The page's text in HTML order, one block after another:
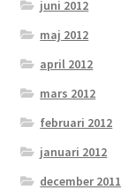
juni 2012
maj 2012
april 2012
mars 2012
februari 2012
januari 2012
december 2011